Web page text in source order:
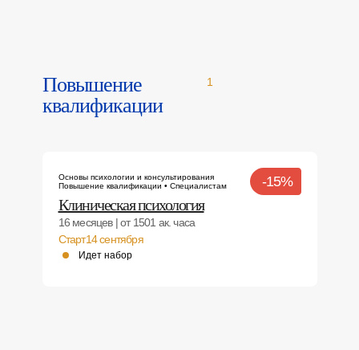
Повышение
квалификации
1
Основы психологии и консультирования
Повышение квалификации • Специалистам
-15%
Клиническая психология
16 месяцев | от 1501 ак. часа
Старт14 сентября
Идет набор